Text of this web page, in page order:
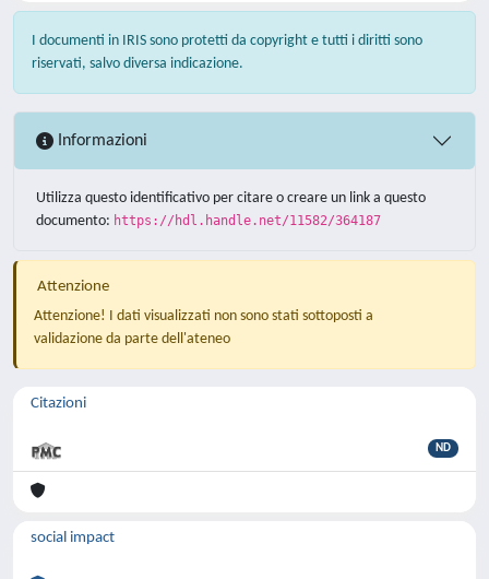
I documenti in IRIS sono protetti da copyright e tutti i diritti sono
riservati, salvo diversa indicazione.
Informazioni
Utilizza questo identificativo per citare o creare un link a questo
documento: https://hdl.handle.net/11582/364187
Attenzione
Attenzione! I dati visualizzati non sono stati sottoposti a
validazione da parte dell'ateneo
Citazioni
ND
social impact